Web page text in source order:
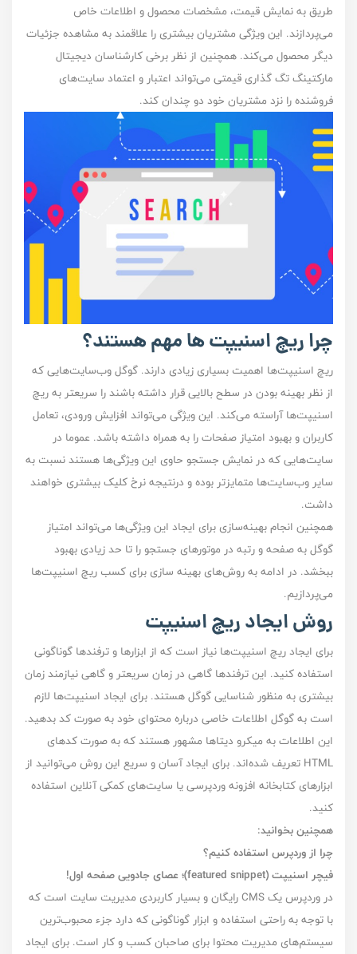
طریق به نمایش قیمت، مشخصات محصول و اطلاعات خاص
می‌پردازند. این ویژگی مشتریان بیشتری را علاقمند به مشاهده جزئیات
دیگر محصول می‌کند. همچنین از نظر برخی کارشناسان دیجیتال
مارکتینگ تگ گذاری قیمتی می‌تواند اعتبار و اعتماد سایت‌های
فروشنده را نزد مشتریان خود دو چندان کند.
چرا ریچ اسنیپت‌ ها مهم هستند؟
ریچ اسنیپت‌ها اهمیت بسیاری زیادی دارند. گوگل وب‌سایت‌هایی که
از نظر بهینه بودن در سطح بالایی قرار داشته باشند را سریعتر به ریچ
اسنیپت‌ها آراسته می‌کند. این ویژگی می‌تواند افزایش ورودی، تعامل
کاربران و بهبود امتیاز صفحات را به همراه داشته باشد. عموما در
سایت‌هایی که در نمایش جستجو حاوی این ویژگی‌ها هستند نسبت به
سایر وب‌سایت‌ها متمایزتر بوده و درنتیجه نرخ کلیک بیشتری خواهند
داشت.
همچنین انجام بهینه‌سازی‌ برای ایجاد این ویژگی‌ها می‌تواند امتیاز
گوگل به صفحه و رتبه در موتور‌های جستجو را تا حد زیادی بهبود
ببخشد. در ادامه به روش‌های بهینه سازی برای کسب ریچ اسنیپت‌ها
می‌پردازیم.
روش ایجاد ریچ اسنیپت
برای ایجاد ریچ اسنیپت‌ها نیاز است که از ابزار‌ها و ترفند‌ها گوناگونی
استفاده کنید. این ترفند‌ها گاهی در زمان سریعتر و گاهی نیازمند زمان
بیشتری به منظور شناسایی گوگل هستند. برای ایجاد اسنیپت‌ها لازم
است به گوگل اطلاعات خاصی درباره محتوای خود به صورت‌ کد‌ بدهید.
این اطلاعات به میکرو دیتا‌ها مشهور هستند که به صورت کد‌های
HTML تعریف شده‌اند. برای ایجاد آسان و سریع این روش می‌توانید از
ابزار‌های کتابخانه افزونه وردپرسی یا سایت‌های کمکی آنلاین استفاده
کنید.
همچنین بخوانید:
چرا از وردپرس استفاده کنیم؟
فیچر اسنیپت (featured snippet)؛ عصای جادویی صفحه اول!
در وردپرس یک CMS رایگان و بسیار کاربردی مدیریت سایت است که
با توجه به راحتی استفاده و ابزار گوناگونی که دارد جزء محبوب‌ترین
سیستم‌های مدیریت محتوا برای صاحبان کسب و کار است. برای ایجاد